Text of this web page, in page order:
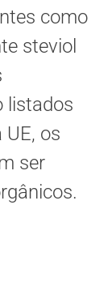
como
steviol
listados
os
ser